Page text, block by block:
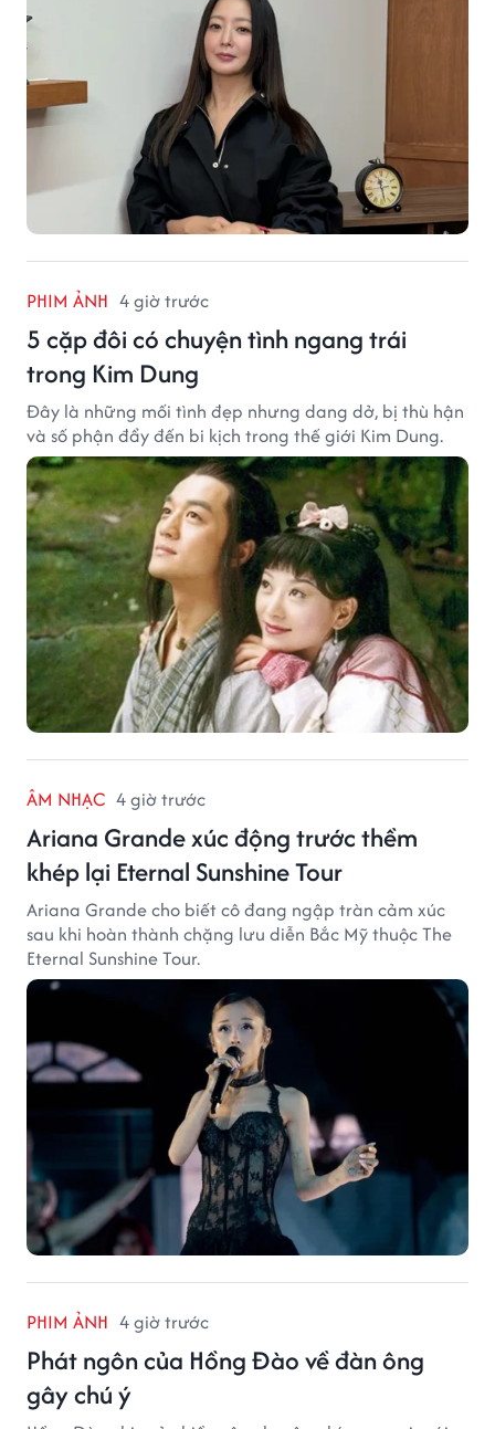
PHIM ẢNH 4 giờ trước
5 cặp đôi có chuyện tình ngang trái
trong Kim Dung
Đây là những mối tình đẹp nhưng dang dở, bị thù hận
và số phận đẩy đến bi kịch trong thế giới Kim Dung.
ÂM NHẠC 4 giờ trước
Ariana Grande xúc động trước thềm
khép lại Eternal Sunshine Tour
Ariana Grande cho biết cô đang ngập tràn cảm xúc
sau khi hoàn thành chặng lưu diễn Bắc Mỹ thuộc The
Eternal Sunshine Tour.
PHIM ẢNH 4 giờ trước
Phát ngôn của Hồng Đào về đàn ông
gây chú ý